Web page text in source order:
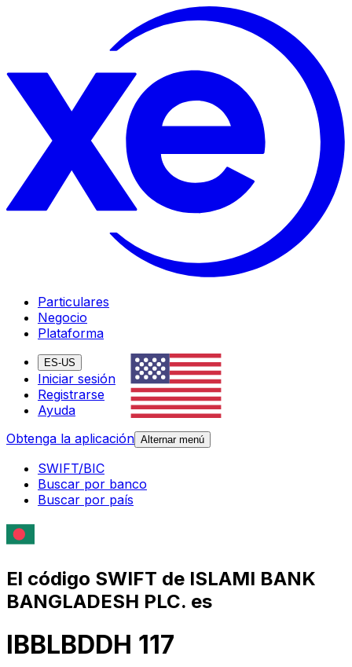
Particulares
Negocio
Plataforma
ES-US
Iniciar sesión
Registrarse
Ayuda
Obtenga la aplicación Alternar menú
SWIFT/BIC
Buscar por banco
Buscar por país
El código SWIFT de ISLAMI BANK
BANGLADESH PLC. es
IBBLBDDH 117